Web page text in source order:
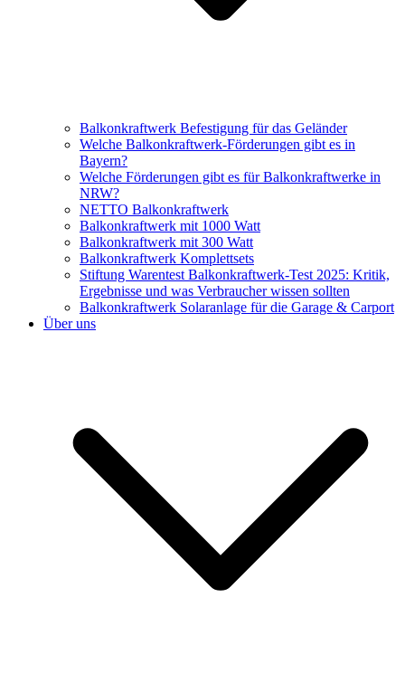
Balkonkraftwerk Befestigung für das Geländer
Welche Balkonkraftwerk-Förderungen gibt es in
Bayern?
Welche Förderungen gibt es für Balkonkraftwerke in
NRW?
NETTO Balkonkraftwerk
Balkonkraftwerk mit 1000 Watt
Balkonkraftwerk mit 300 Watt
Balkonkraftwerk Komplettsets
Stiftung Warentest Balkonkraftwerk-Test 2025: Kritik,
Ergebnisse und was Verbraucher wissen sollten
Balkonkraftwerk Solaranlage für die Garage & Carport
Über uns